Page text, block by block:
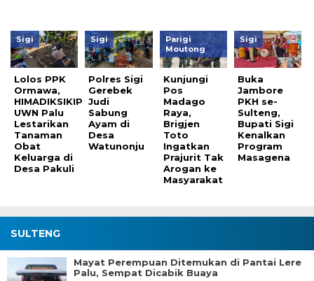
Sigi
Lolos PPK
Ormawa,
HIMADIKSIKIP
UWN Palu
Lestarikan
Tanaman
Obat
Keluarga di
Desa Pakuli
Sigi
Polres Sigi
Gerebek
Judi
Sabung
Ayam di
Desa
Watunonju
Parigi
Moutong
Kunjungi
Pos
Madago
Raya,
Brigjen
Toto
Ingatkan
Prajurit Tak
Arogan ke
Masyarakat
Sigi
Buka
Jambore
PKH se-
Sulteng,
Bupati Sigi
Kenalkan
Program
Masagena
SULTENG
Mayat Perempuan Ditemukan di Pantai Lere
Palu, Sempat Dicabik Buaya